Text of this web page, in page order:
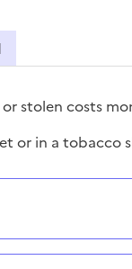
stolen costs
or in a tobacco